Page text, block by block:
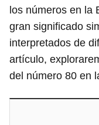
los números en la
gran significado
interpretados de
artículo,
del número 80 en